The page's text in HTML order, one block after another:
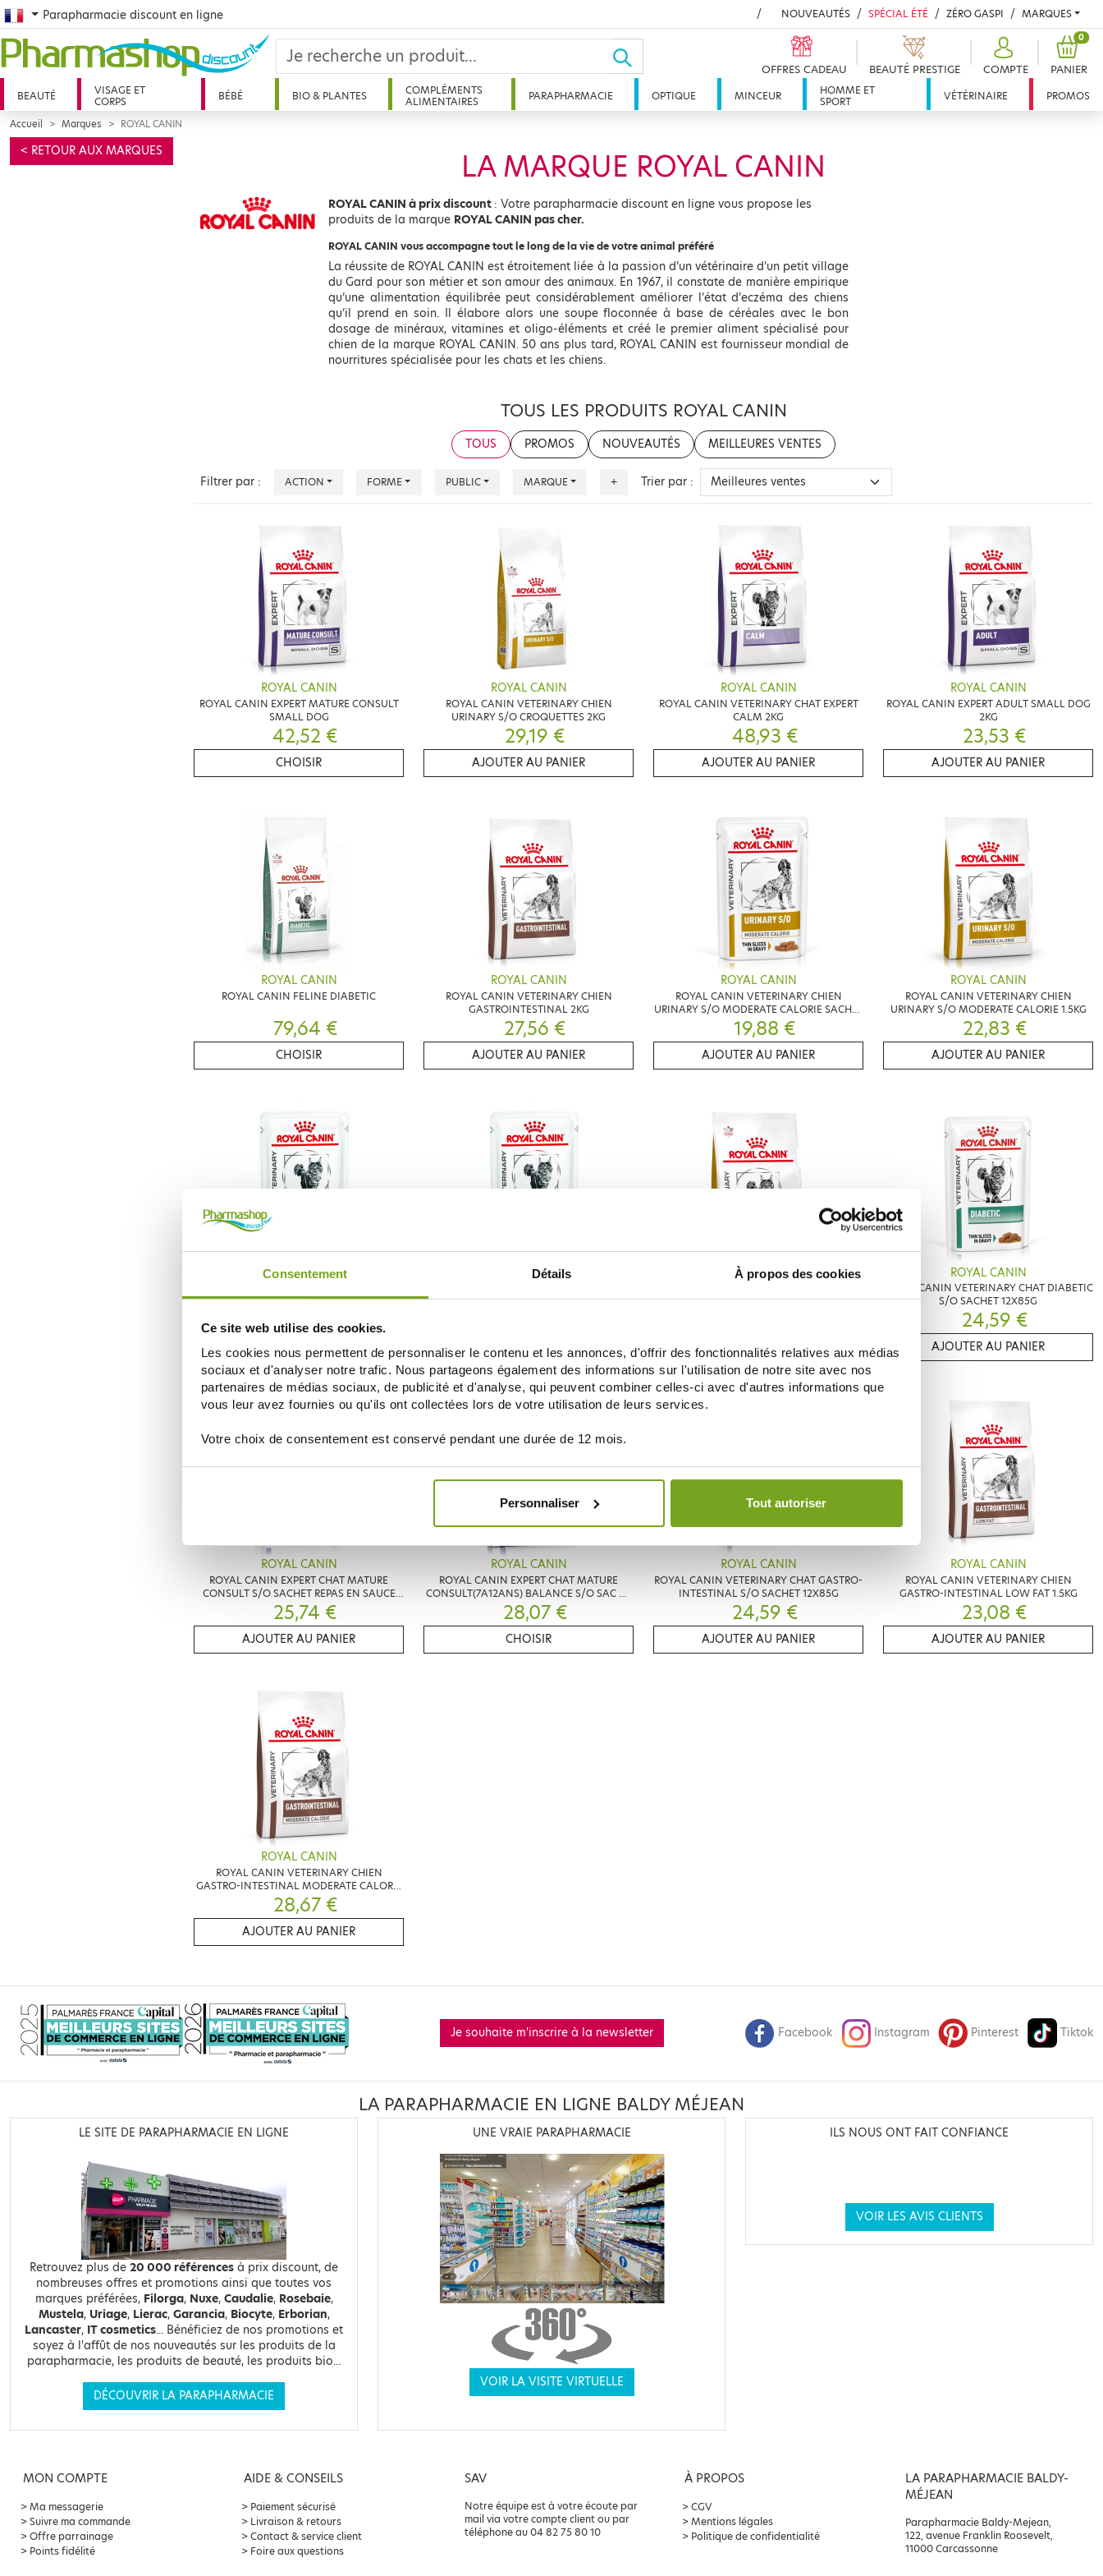
Consentement Détails À propos des cookies
Ce site web utilise des cookies.
Les cookies nous permettent de personnaliser le contenu et les annonces, d'offrir des fonctionnalités relatives aux médias
sociaux et d'analyser notre trafic. Nous partageons également des informations sur l'utilisation de notre site avec nos
partenaires de médias sociaux, de publicité et d'analyse, qui peuvent combiner celles-ci avec d'autres informations que
vous leur avez fournies ou qu'ils ont collectées lors de votre utilisation de leurs services.
Votre choix de consentement est conservé pendant une durée de 12 mois.
Personnaliser Tout autoriser
French
Parapharmacie discount en ligne NOUVEAUTÉS SPÉCIAL ÉTÉ ZÉRO GASPI MARQUES
OFFRES CADEAU BEAUTÉ PRESTIGE COMPTE PANIER
0
BEAUTÉ
VISAGE ET
CORPS
BÉBÉ BIO & PLANTES
COMPLÉMENTS
ALIMENTAIRES
PARAPHARMACIE OPTIQUE MINCEUR
HOMME ET
SPORT
VÉTÉRINAIRE PROMOS
Accueil Marques ROYAL CANIN
< RETOUR AUX MARQUES LA MARQUE ROYAL CANIN
ROYAL CANIN à prix discount : Votre parapharmacie discount en ligne vous propose les
produits de la marque ROYAL CANIN pas cher.
ROYAL CANIN vous accompagne tout le long de la vie de votre animal préféré
La réussite de ROYAL CANIN est étroitement liée à la passion d’un vétérinaire d’un petit village
du Gard pour son métier et son amour des animaux. En 1967, il constate de manière empirique
qu’une alimentation équilibrée peut considérablement améliorer l’état d’eczéma des chiens
qu’il prend en soin. Il élabore alors une soupe floconnée à base de céréales avec le bon
dosage de minéraux, vitamines et oligo-éléments et créé le premier aliment spécialisé pour
chien de la marque ROYAL CANIN. 50 ans plus tard, ROYAL CANIN est fournisseur mondial de
nourritures spécialisée pour les chats et les chiens.
TOUS LES PRODUITS ROYAL CANIN
TOUS PROMOS NOUVEAUTÉS MEILLEURES VENTES
Filtrer par : ACTION FORME PUBLIC MARQUE + Trier par :
ROYAL CANIN
ROYAL CANIN EXPERT MATURE CONSULT
SMALL DOG
42,52 €
CHOISIR
ROYAL CANIN
ROYAL CANIN VETERINARY CHIEN
URINARY S/O CROQUETTES 2KG
29,19 €
AJOUTER AU PANIER
ROYAL CANIN
ROYAL CANIN VETERINARY CHAT EXPERT
CALM 2KG
48,93 €
AJOUTER AU PANIER
ROYAL CANIN
ROYAL CANIN EXPERT ADULT SMALL DOG
2KG
23,53 €
AJOUTER AU PANIER
ROYAL CANIN
ROYAL CANIN FELINE DIABETIC
79,64 €
CHOISIR
ROYAL CANIN
ROYAL CANIN VETERINARY CHIEN
GASTROINTESTINAL 2KG
27,56 €
AJOUTER AU PANIER
ROYAL CANIN
ROYAL CANIN VETERINARY CHIEN
URINARY S/O MODERATE CALORIE SACHET
12X100G
19,88 €
AJOUTER AU PANIER
ROYAL CANIN
ROYAL CANIN VETERINARY CHIEN
URINARY S/O MODERATE CALORIE 1.5KG
22,83 €
AJOUTER AU PANIER
ROYAL CANIN
S/O MODERATE CALORIE SACHET 12X85G
24,54 €
AJOUTER AU PANIER
ROYAL CANIN
S/O POULET SACHET 12X85G
AJOUTER AU PANIER
ROYAL CANIN
S/O SAC DE CROQUETTES
CHOISIR
ROYAL CANIN
ROYAL CANIN VETERINARY CHAT DIABETIC
S/O SACHET 12X85G
24,59 €
AJOUTER AU PANIER
ROYAL CANIN
ROYAL CANIN EXPERT CHAT MATURE
CONSULT S/O SACHET REPAS EN SAUCE
12X85G
25,74 €
AJOUTER AU PANIER
ROYAL CANIN
ROYAL CANIN EXPERT CHAT MATURE
CONSULT(7A12ANS) BALANCE S/O SAC DE
CROQUETTES
28,07 €
CHOISIR
ROYAL CANIN
ROYAL CANIN VETERINARY CHAT GASTRO-
INTESTINAL S/O SACHET 12X85G
24,59 €
AJOUTER AU PANIER
ROYAL CANIN
ROYAL CANIN VETERINARY CHIEN
GASTRO-INTESTINAL LOW FAT 1.5KG
23,08 €
AJOUTER AU PANIER
ROYAL CANIN
ROYAL CANIN VETERINARY CHIEN
GASTRO-INTESTINAL MODERATE CALORIE
2KG
28,67 €
AJOUTER AU PANIER
Je souhaite m'inscrire à la newsletter Facebook Instagram Pinterest Tiktok
LA PARAPHARMACIE EN LIGNE BALDY MÉJEAN
LE SITE DE PARAPHARMACIE EN LIGNE
Retrouvez plus de 20 000 références à prix discount, de
nombreuses offres et promotions ainsi que toutes vos
marques préférées, Filorga, Nuxe, Caudalie, Rosebaie,
Mustela, Uriage, Lierac, Garancia, Biocyte, Erborian,
Lancaster, IT cosmetics... Bénéficiez de nos promotions et
soyez à l'affût de nos nouveautés sur les produits de la
parapharmacie, les produits de beauté, les produits bio...
DÉCOUVRIR LA PARAPHARMACIE
UNE VRAIE PARAPHARMACIE
VOIR LA VISITE VIRTUELLE
ILS NOUS ONT FAIT CONFIANCE
VOIR LES AVIS CLIENTS
MON COMPTE
Ma messagerie
Suivre ma commande
Offre parrainage
Points fidélité
AIDE & CONSEILS
Paiement sécurisé
Livraison & retours
Contact & service client
Foire aux questions
SAV
Notre équipe est à votre écoute par
mail via votre compte client ou par
téléphone au 04 82 75 80 10
À PROPOS
CGV
Mentions légales
Politique de confidentialité
LA PARAPHARMACIE BALDY-
MÉJEAN
Parapharmacie Baldy-Mejean,
122, avenue Franklin Roosevelt,
11000 Carcassonne